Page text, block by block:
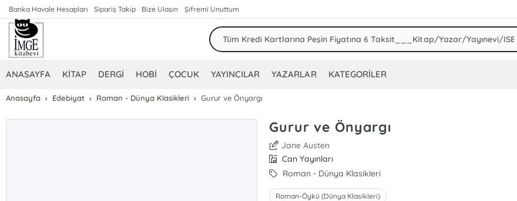
Banka Havale Hesapları Sipariş Takip Bize Ulaşın Şifremi Unuttum
ANASAYFA KİTAP DERGİ HOBİ ÇOCUK YAYINCILAR YAZARLAR KATEGORİLER
Anasayfa Edebiyat Roman - Dünya Klasikleri Gurur ve Önyargı
Gurur ve Önyargı
Jane Austen
Can Yayınları
Roman - Dünya Klasikleri
Roman-Öykü (Dünya Klasikleri)